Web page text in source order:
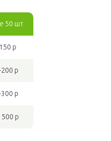
50 шт
р
р
р
500 р